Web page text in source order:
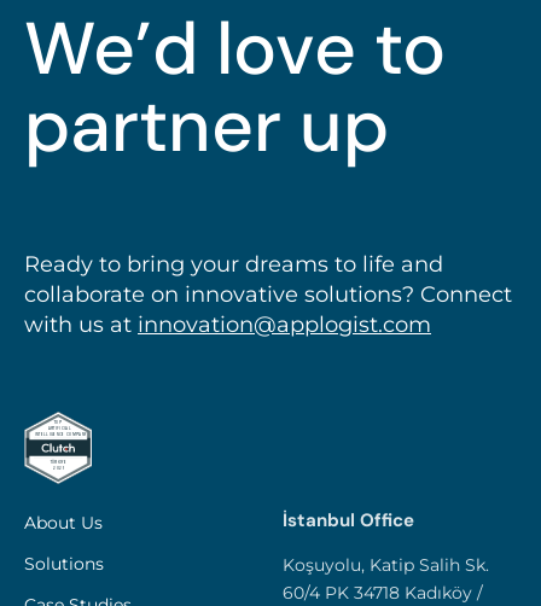
We’d love to
partner up
Ready to bring your dreams to life and
collaborate on innovative solutions? Connect
with us at innovation@applogist.com
About Us
Solutions
İstanbul Office
Koşuyolu, Katip Salih Sk.
60/4 PK 34718 Kadıköy /